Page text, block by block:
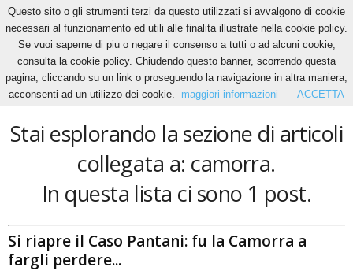
Home Tags Camorra
camorra
Stai esplorando la sezione di articoli
collegata a: camorra.
In questa lista ci sono 1 post.
Si riapre il Caso Pantani: fu la Camorra a
fargli perdere...
Questo sito o gli strumenti terzi da questo utilizzati si avvalgono di cookie
necessari al funzionamento ed utili alle finalita illustrate nella cookie policy.
Se vuoi saperne di piu o negare il consenso a tutti o ad alcuni cookie,
consulta la cookie policy. Chiudendo questo banner, scorrendo questa
pagina, cliccando su un link o proseguendo la navigazione in altra maniera,
acconsenti ad un utilizzo dei cookie.
maggiori informazioni ACCETTA